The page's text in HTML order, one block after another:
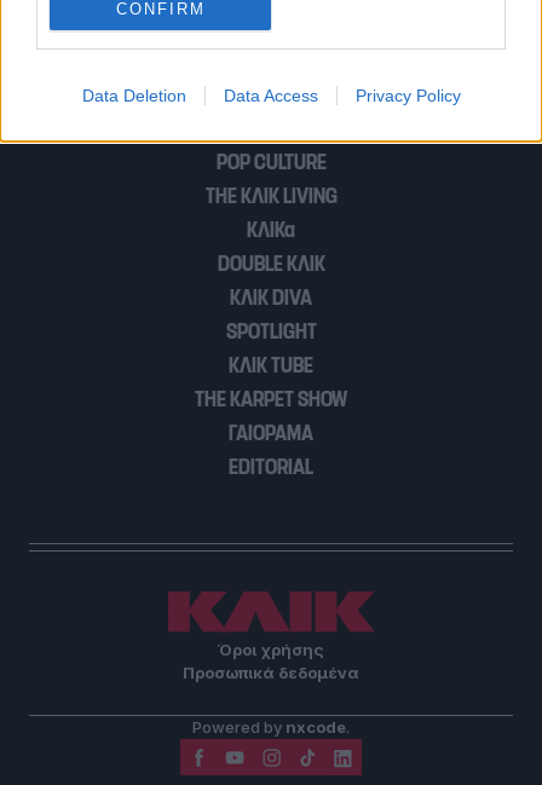
I want to allow Google to enable storage
related to functionality of the website or app.
I want to allow Google to enable storage
related to personalization.
I want to allow Google to enable storage
functionality and fraud prevention, and other
CONFIRM
Data Deletion Data Access Privacy Policy
POP CULTURE
THE ΚΛΙΚ LIVING
ΚΛΙΚα
DOUBLE ΚΛΙΚ
ΚΛΙΚ DIVA
SPOTLIGHT
ΚΛΙΚ TUBE
THE KARPET SHOW
ΓΑΙΟΡΑΜΑ
EDITORIAL
Όροι χρήσης
Προσωπικά δεδομένα
Powered by nxcode.